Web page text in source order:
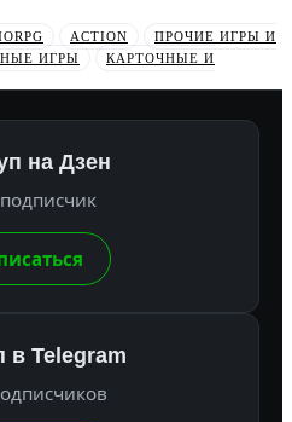
ACTION
ПРОЧИЕ ИГРЫ И
ИГРЫ
КАРТОЧНЫЕ И
на Дзен
в Telegram